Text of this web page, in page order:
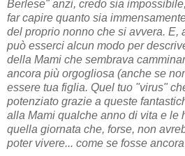
Berlese" anzi, credo sia
far capire quanto sia
del proprio nonno che si avvera. E,
può esserci alcun modo per
della Mami che sembrava
ancora più orgogliosa (anche se
essere tua figlia. Quel tuo "virus"
potenziato grazie a queste
alla Mami qualche anno di vita e le
quella giornata che, forse, non
poter vivere... come se fosse